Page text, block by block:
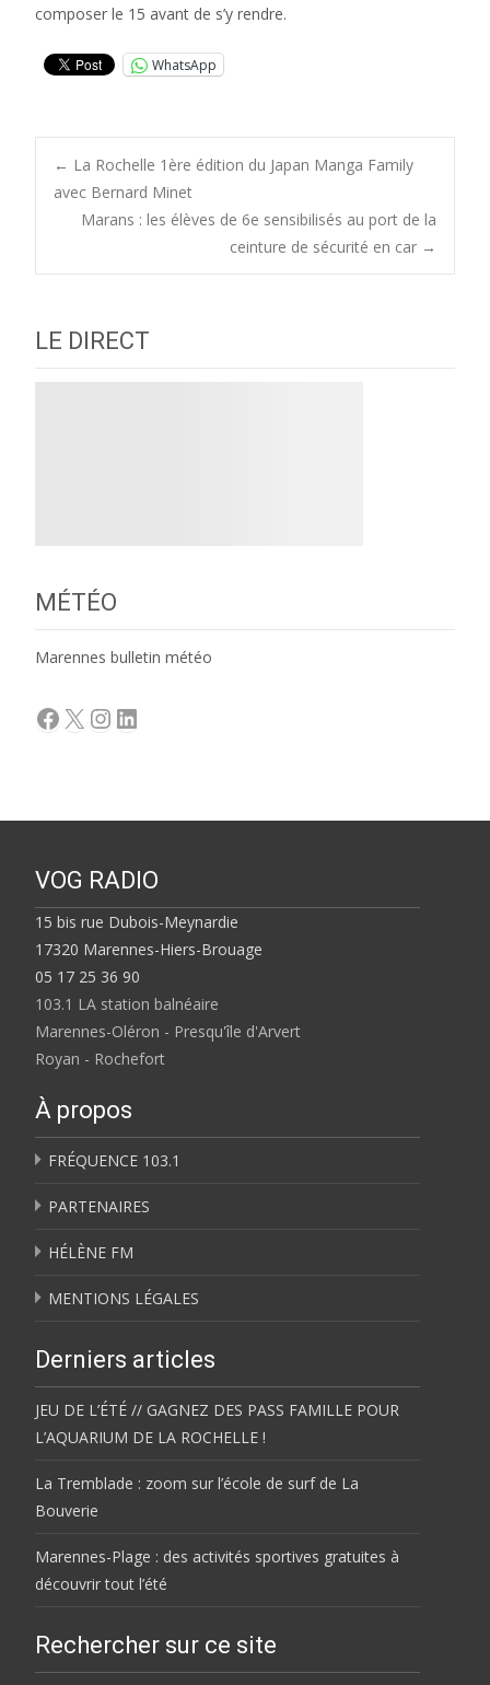
composer le 15 avant de s’y rendre.
WhatsApp
Post
navigation
← La Rochelle 1ère édition du Japan Manga Family
avec Bernard Minet
Marans : les élèves de 6e sensibilisés au port de la
ceinture de sécurité en car →
LE DIRECT
MÉTÉO
Marennes bulletin météo
Facebook
X Instagram
LinkedIn
VOG RADIO
15 bis rue Dubois-Meynardie
17320 Marennes-Hiers-Brouage
05 17 25 36 90
103.1 LA station balnéaire
Marennes-Oléron - Presqu'île d'Arvert
Royan - Rochefort
À propos
FRÉQUENCE 103.1
PARTENAIRES
HÉLÈNE FM
MENTIONS LÉGALES
Derniers articles
JEU DE L’ÉTÉ // GAGNEZ DES PASS FAMILLE POUR
L’AQUARIUM DE LA ROCHELLE !
La Tremblade : zoom sur l’école de surf de La
Bouverie
Marennes-Plage : des activités sportives gratuites à
découvrir tout l’été
Rechercher sur ce site